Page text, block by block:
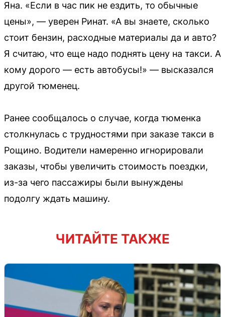
Яна. «Если в час пик не ездить, то обычные
цены», — уверен Ринат. «А вы знаете, сколько
стоит бензин, расходные материалы да и авто?
Я считаю, что еще надо поднять цену на такси. А
кому дорого — есть автобусы!» — высказался
другой тюменец.
Ранее сообщалось о случае, когда тюменка
столкнулась с трудностями при заказе такси в
Рощино. Водители намеренно игнорировали
заказы, чтобы увеличить стоимость поездки,
из-за чего пассажиры были вынуждены
подолгу ждать машину.
ЧИТАЙТЕ ТАКЖЕ